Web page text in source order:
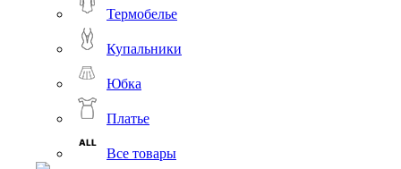
Термобелье
Купальники
Юбка
Платье
Все товары